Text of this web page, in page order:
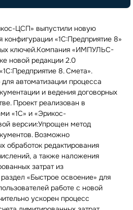
ЦСП» выпустили новую
конфигурации «1С:Предприятие 8»
ключей.Компания «ИМПУЛЬС-
новой редакции 2.0
8. Смета».
автоматизации процесса
и ведения договорных
Проект реализован в
«1С» и «Эрикос-
версии:Упрощен метод
Возможно
обработок редактирования
а также наложения
затрат из
«Быстрое освоение» для
работе с новой
ускорен процесс